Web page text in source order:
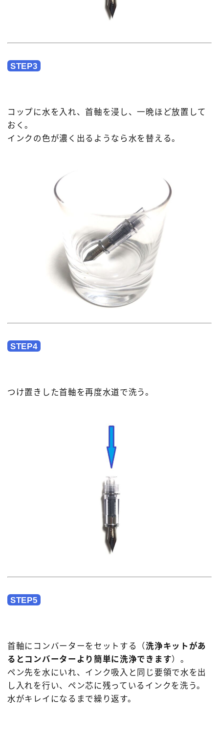
STEP3
コップに水を入れ、首軸を浸し、一晩ほど放置して
おく。
インクの色が濃く出るようなら水を替える。
STEP4
つけ置きした首軸を再度水道で洗う。
STEP5
首軸にコンバーターをセットする（洗浄キットがあ
るとコンバーターより簡単に洗浄できます）。
ペン先を水にいれ、インク吸入と同じ要領で水を出
し入れを行い、ペン芯に残っているインクを洗う。
水がキレイになるまで繰り返す。